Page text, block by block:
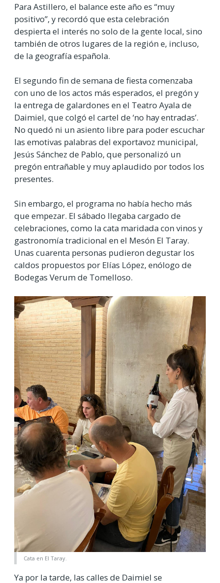
Para Astillero, el balance este año es “muy
positivo”, y recordó que esta celebración
despierta el interés no solo de la gente local, sino
también de otros lugares de la región e, incluso,
de la geografía española.
El segundo fin de semana de fiesta comenzaba
con uno de los actos más esperados, el pregón y
la entrega de galardones en el Teatro Ayala de
Daimiel, que colgó el cartel de ‘no hay entradas’.
No quedó ni un asiento libre para poder escuchar
las emotivas palabras del exportavoz municipal,
Jesús Sánchez de Pablo, que personalizó un
pregón entrañable y muy aplaudido por todos los
presentes.
Sin embargo, el programa no había hecho más
que empezar. El sábado llegaba cargado de
celebraciones, como la cata maridada con vinos y
gastronomía tradicional en el Mesón El Taray.
Unas cuarenta personas pudieron degustar los
caldos propuestos por Elías López, enólogo de
Bodegas Verum de Tomelloso.
Cata en El Taray.
Ya por la tarde, las calles de Daimiel se